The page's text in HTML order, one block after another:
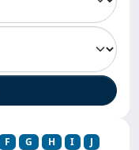
F G H I
J